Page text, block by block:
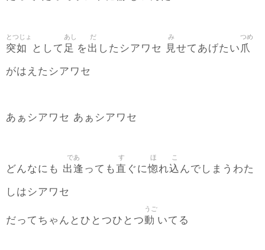
突如
とつじょ
として 足
あし
を出
だ
したシアワセ 見
み
せてあげたい 爪
つめ
がはえたシアワセ
あぁシアワセ あぁシアワセ
どんなにも 出逢
であ
っても 直
す
ぐに惚
ほ
れ込
こ
んでしまうわた
しはシアワセ
だってちゃんとひとつひとつ動
うご
いてる